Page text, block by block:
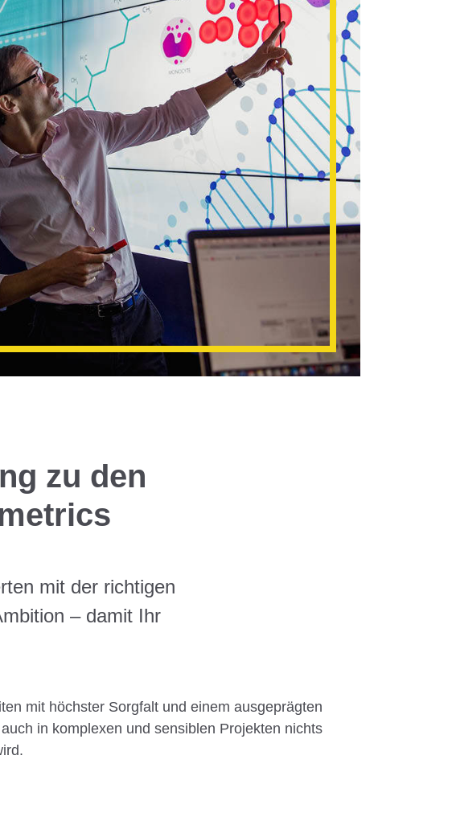
zu den
mit der richtigen
– damit Ihr
mit höchster Sorgfalt und einem ausgeprägten
in komplexen und sensiblen Projekten nichts